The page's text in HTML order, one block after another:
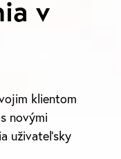
v
klientom
novými
uživateľsky